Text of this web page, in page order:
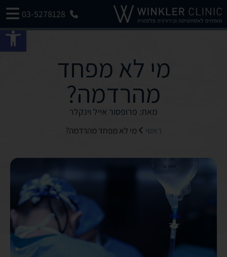
03-5278128
מי לא מפחד
מהרדמה?
מאת: פרופסור אייל וינקלר
ראשי מי לא מפחד מהרדמה?